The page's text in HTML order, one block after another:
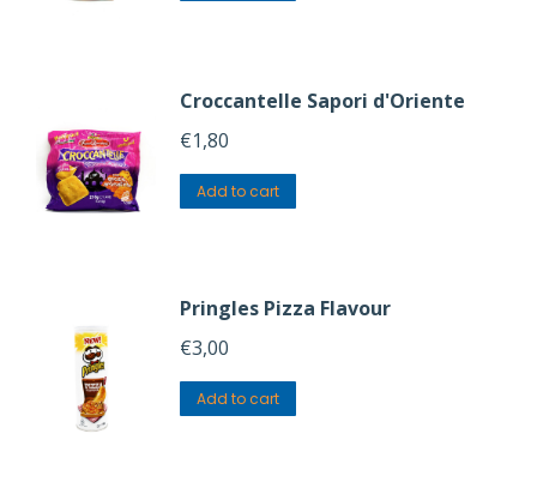
Croccantelle Sapori d'Oriente
€1,80
Add to cart
Pringles Pizza Flavour
€3,00
Add to cart